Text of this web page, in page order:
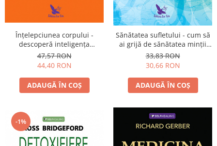
Înţelepciunea corpului -
descoperă inteligenţa
corpului tău pentru o viaţă
sănătoasă şi vindecare
47,57 RON
44,40 RON
ADAUGĂ ÎN COȘ
Sănătatea sufletului - cum să
ai grijă de sănătatea minţii
tale
33,83 RON
30,66 RON
ADAUGĂ ÎN COȘ
-1%